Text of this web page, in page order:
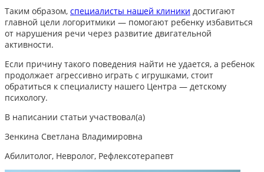
Таким образом, специалисты нашей клиники достигают
главной цели логоритмики — помогают ребенку избавиться
от нарушения речи через развитие двигательной
активности.
Если причину такого поведения найти не удается, а ребенок
продолжает агрессивно играть с игрушками, стоит
обратиться к специалисту нашего Центра — детскому
психологу.
В написании статьи участвовал(а)
Зенкина Светлана Владимировна
Абилитолог, Невролог, Рефлексотерапевт